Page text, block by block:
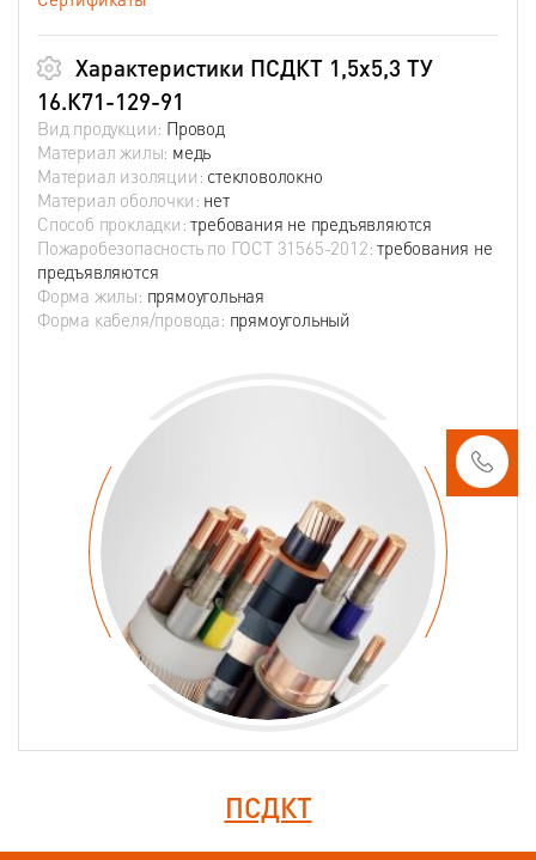
Характеристики ПСДКТ 1,5х5,3 ТУ
16.К71-129-91
Вид продукции: Провод
Материал жилы: медь
Материал изоляции: стекловолокно
Материал оболочки: нет
Способ прокладки:требования не предъявляются
Пожаробезопасность по ГОСТ 31565-2012:требования не
предъявляются
Форма жилы: прямоугольная
Форма кабеля/провода: прямоугольный
ПСДКТ